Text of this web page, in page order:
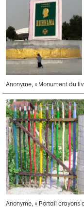
Anonyme, « Monument du
Anonyme, « Portail crayons